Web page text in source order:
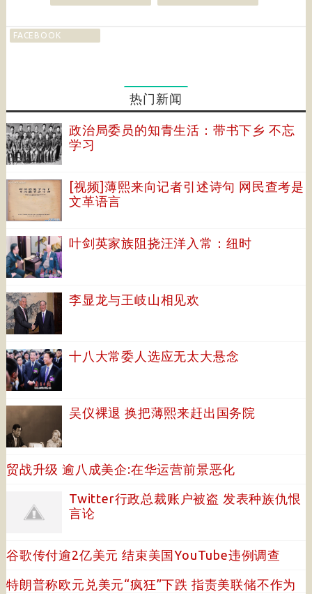
FACEBOOK
热门新闻
政治局委员的知青生活：带书下乡 不忘
学习
[视频]薄熙来向记者引述诗句 网民查考是
文革语言
叶剑英家族阻挠汪洋入常：纽时
李显龙与王岐山相见欢
十八大常委人选应无太大悬念
吴仪裸退 换把薄熙来赶出国务院
贸战升级 逾八成美企:在华运营前景恶化
Twitter行政总裁账户被盗 发表种族仇恨
言论
谷歌传付逾2亿美元 结束美国YouTube违例调查
特朗普称欧元兑美元“疯狂”下跌 指责美联储不作为